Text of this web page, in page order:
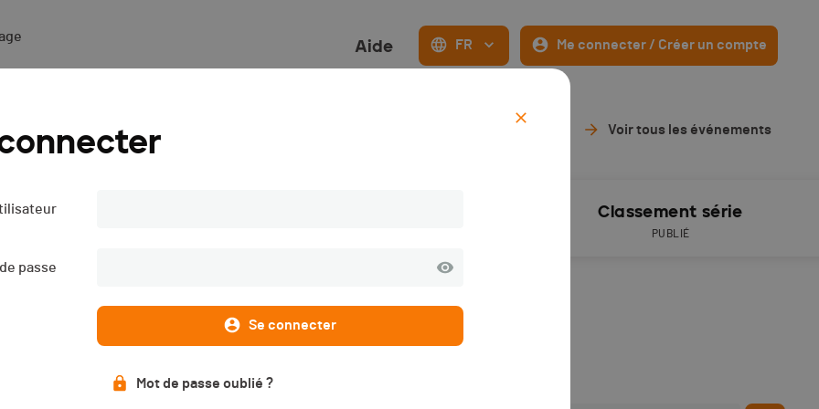
passe
Se connecter
Mot de passe oublié ?
Aide FR Me connecter / Créer un compte
- 2019 Voir tous les événements
Liste des engagé·e·s Classement série
PUBLIÉ